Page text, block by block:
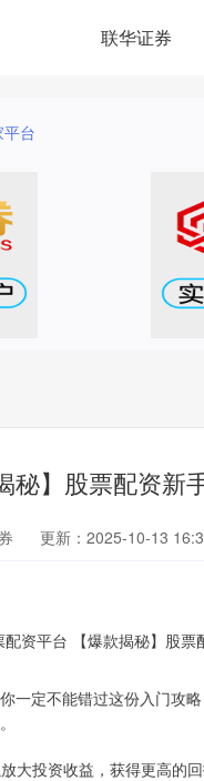
联华证券
平台
】股票配资新
更新：2025-10-13
一定不能错过这份入门攻
大投资收益，获得更高的回